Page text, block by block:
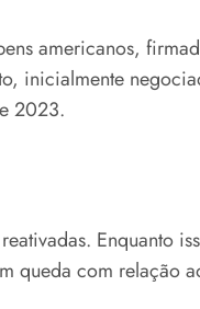
americanos,
inicialmente
2023.
Enquanto
queda com relação